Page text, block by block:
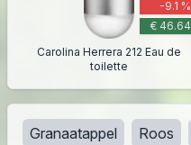
-9.1 %
€ 46.64
Carolina Herrera 212 Eau de
toilette
Granaatappel Roos